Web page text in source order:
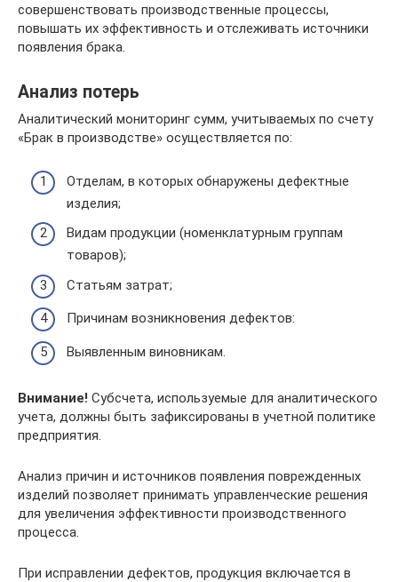
совершенствовать производственные процессы,
повышать их эффективность и отслеживать источники
появления брака.
Анализ потерь
Аналитический мониторинг сумм, учитываемых по счету
«Брак в производстве» осуществляется по:
Отделам, в которых обнаружены дефектные
изделия;
Видам продукции (номенклатурным группам
товаров);
Статьям затрат;
Причинам возникновения дефектов:
Выявленным виновникам.
Внимание! Субсчета, используемые для аналитического
учета, должны быть зафиксированы в учетной политике
предприятия.
Анализ причин и источников появления поврежденных
изделий позволяет принимать управленческие решения
для увеличения эффективности производственного
процесса.
При исправлении дефектов, продукция включается в